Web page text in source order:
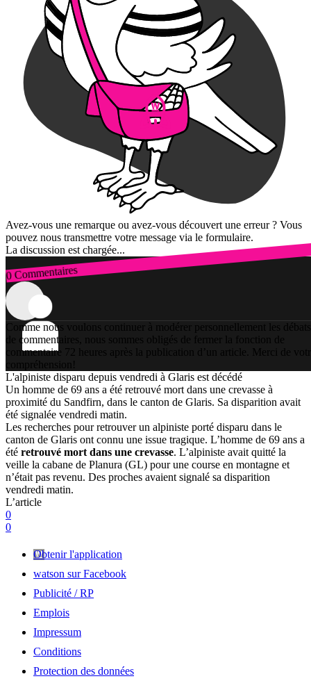
Avez-vous une remarque ou avez-vous découvert une erreur ? Vous
pouvez nous transmettre votre message via le formulaire.
La discussion est chargée...
0 Commentaires
Connexion
Comme nous voulons continuer à modérer personnellement les débats
de commentaires, nous sommes obligés de fermer la fonction de
commentaire 72 heures après la publication d’un article. Merci de
compréhension!
L'alpiniste disparu depuis vendredi à Glaris est décédé
Un homme de 69 ans a été retrouvé mort dans une crevasse à
proximité du Sandfirn, dans le canton de Glaris. Sa disparition avait
été signalée vendredi matin.
Les recherches pour retrouver un alpiniste porté disparu dans le
canton de Glaris ont connu une issue tragique. L’homme de 69 ans a
été retrouvé mort dans une crevasse. L’alpiniste avait quitté la
veille la cabane de Planura (GL) pour une course en montagne et
n’était pas revenu. Des proches avaient signalé sa disparition
vendredi matin.
L’article
0
0
Obtenir l'application
watson sur Facebook
Publicité / RP
Emplois
Impressum
Conditions
Protection des données